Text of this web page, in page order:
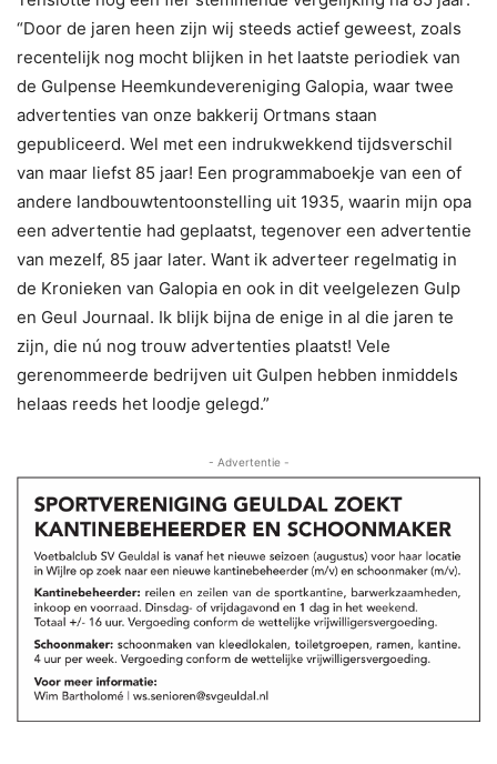
“Door de jaren heen zijn wij steeds actief geweest, zoals
recentelijk nog mocht blijken in het laatste periodiek van
de Gulpense Heemkundevereniging Galopia, waar twee
advertenties van onze bakkerij Ortmans staan
gepubliceerd. Wel met een indrukwekkend tijdsverschil
van maar liefst 85 jaar! Een programmaboekje van een of
andere landbouwtentoonstelling uit 1935, waarin mijn opa
een advertentie had geplaatst, tegenover een advertentie
van mezelf, 85 jaar later. Want ik adverteer regelmatig in
de Kronieken van Galopia en ook in dit veelgelezen Gulp
en Geul Journaal. Ik blijk bijna de enige in al die jaren te
zijn, die nú nog trouw advertenties plaatst! Vele
gerenommeerde bedrijven uit Gulpen hebben inmiddels
helaas reeds het loodje gelegd.”
- Advertentie -